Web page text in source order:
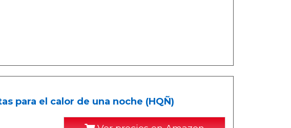
para el calor de una noche (HQÑ)